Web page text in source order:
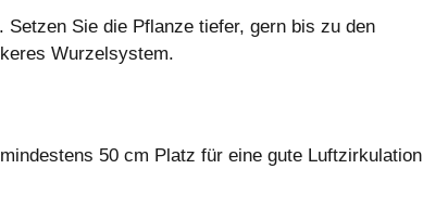
Sie die Pflanze tiefer, gern bis zu den
Wurzelsystem.
50 cm Platz für eine gute Luftzirkulation